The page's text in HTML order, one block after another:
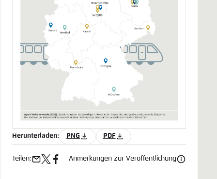
Herunterladen: PNG PDF
Teilen:
e- x facebook
Anmerkungen zur Veröffentlichung